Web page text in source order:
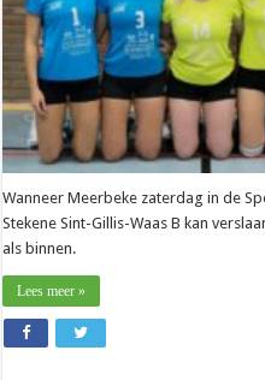
Wanneer Meerbeke zaterdag in de
Stekene Sint-Gillis-Waas B kan
als binnen.
Lees meer »